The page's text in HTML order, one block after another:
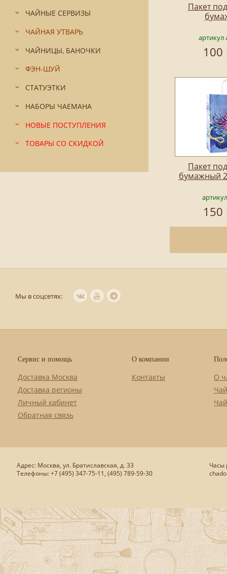
ЧАЙНЫЕ СЕРВИЗЫ
ЧАЙНАЯ УТВАРЬ
ЧАЙНИЦЫ, БАНОЧКИ
ФЭН-ШУЙ
СТАТУЭТКИ
НАБОРЫ ЧАЕМАНА
НОВЫЕ ПОСТУПЛЕНИЯ
ТОВАРЫ СО СКИДКОЙ
Пакет
артикул
100
Пакет
бумажный
150
Мы в соцсетях:
Сервис и помощь
Доставка Москва
Доставка регионы
Личный кабинет
Обратная связь
О компании
Контакты
О
Адрес: Москва, ул. Братиславская, д. 33
Телефоны: +7 (495) 347-75-11, (495) 789-59-30
Часы